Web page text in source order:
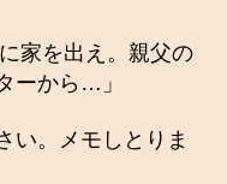
家を出え。親父の
ーから…」
い。メモしとりま